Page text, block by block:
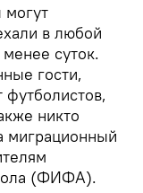
могут
в любой
суток.
гости,
футболистов,
никто
миграционный
(ФИФА).